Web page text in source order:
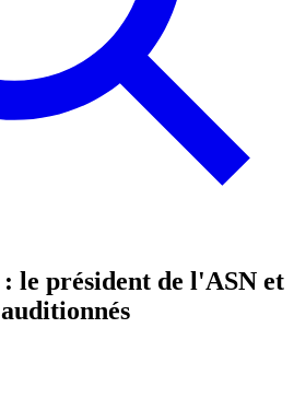
le président de l'ASN et